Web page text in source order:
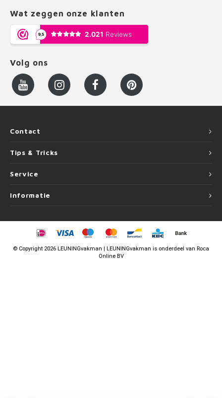
Wat zeggen onze klanten
Volg ons
Contact
Tips & Tricks
Service
Informatie
© Copyright 2026 LEUNINGvakman | LEUNINGvakman is onderdeel van Roca
Online BV